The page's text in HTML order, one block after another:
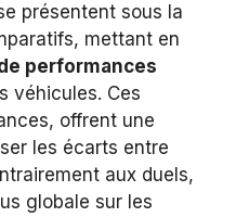
présentent sous la
mettant en
performances
véhicules. Ces
offrent une
les écarts entre
aux duels,
globale sur les